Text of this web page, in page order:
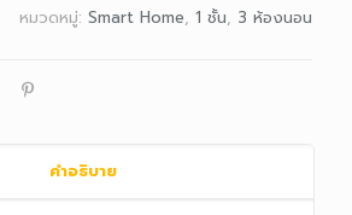
หมวดหมู่: Smart Home, 1 ชั้น, 3 ห้องนอน
คำอธิบาย